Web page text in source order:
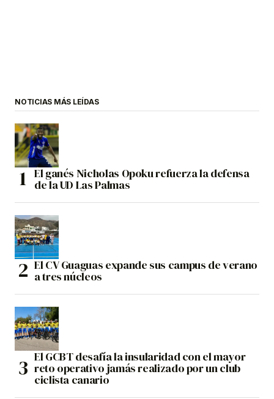
NOTICIAS MÁS LEÍDAS
El ganés Nicholas Opoku refuerza la defensa
de la UD Las Palmas
El CV Guaguas expande sus campus de verano
a tres núcleos
El GCBT desafía la insularidad con el mayor
reto operativo jamás realizado por un club
ciclista canario